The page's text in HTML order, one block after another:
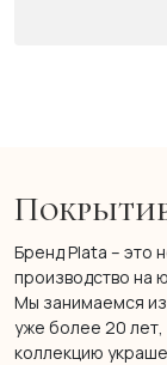
Бренд Plata – это
производство на
Мы занимаемся
уже более 20 лет,
коллекцию